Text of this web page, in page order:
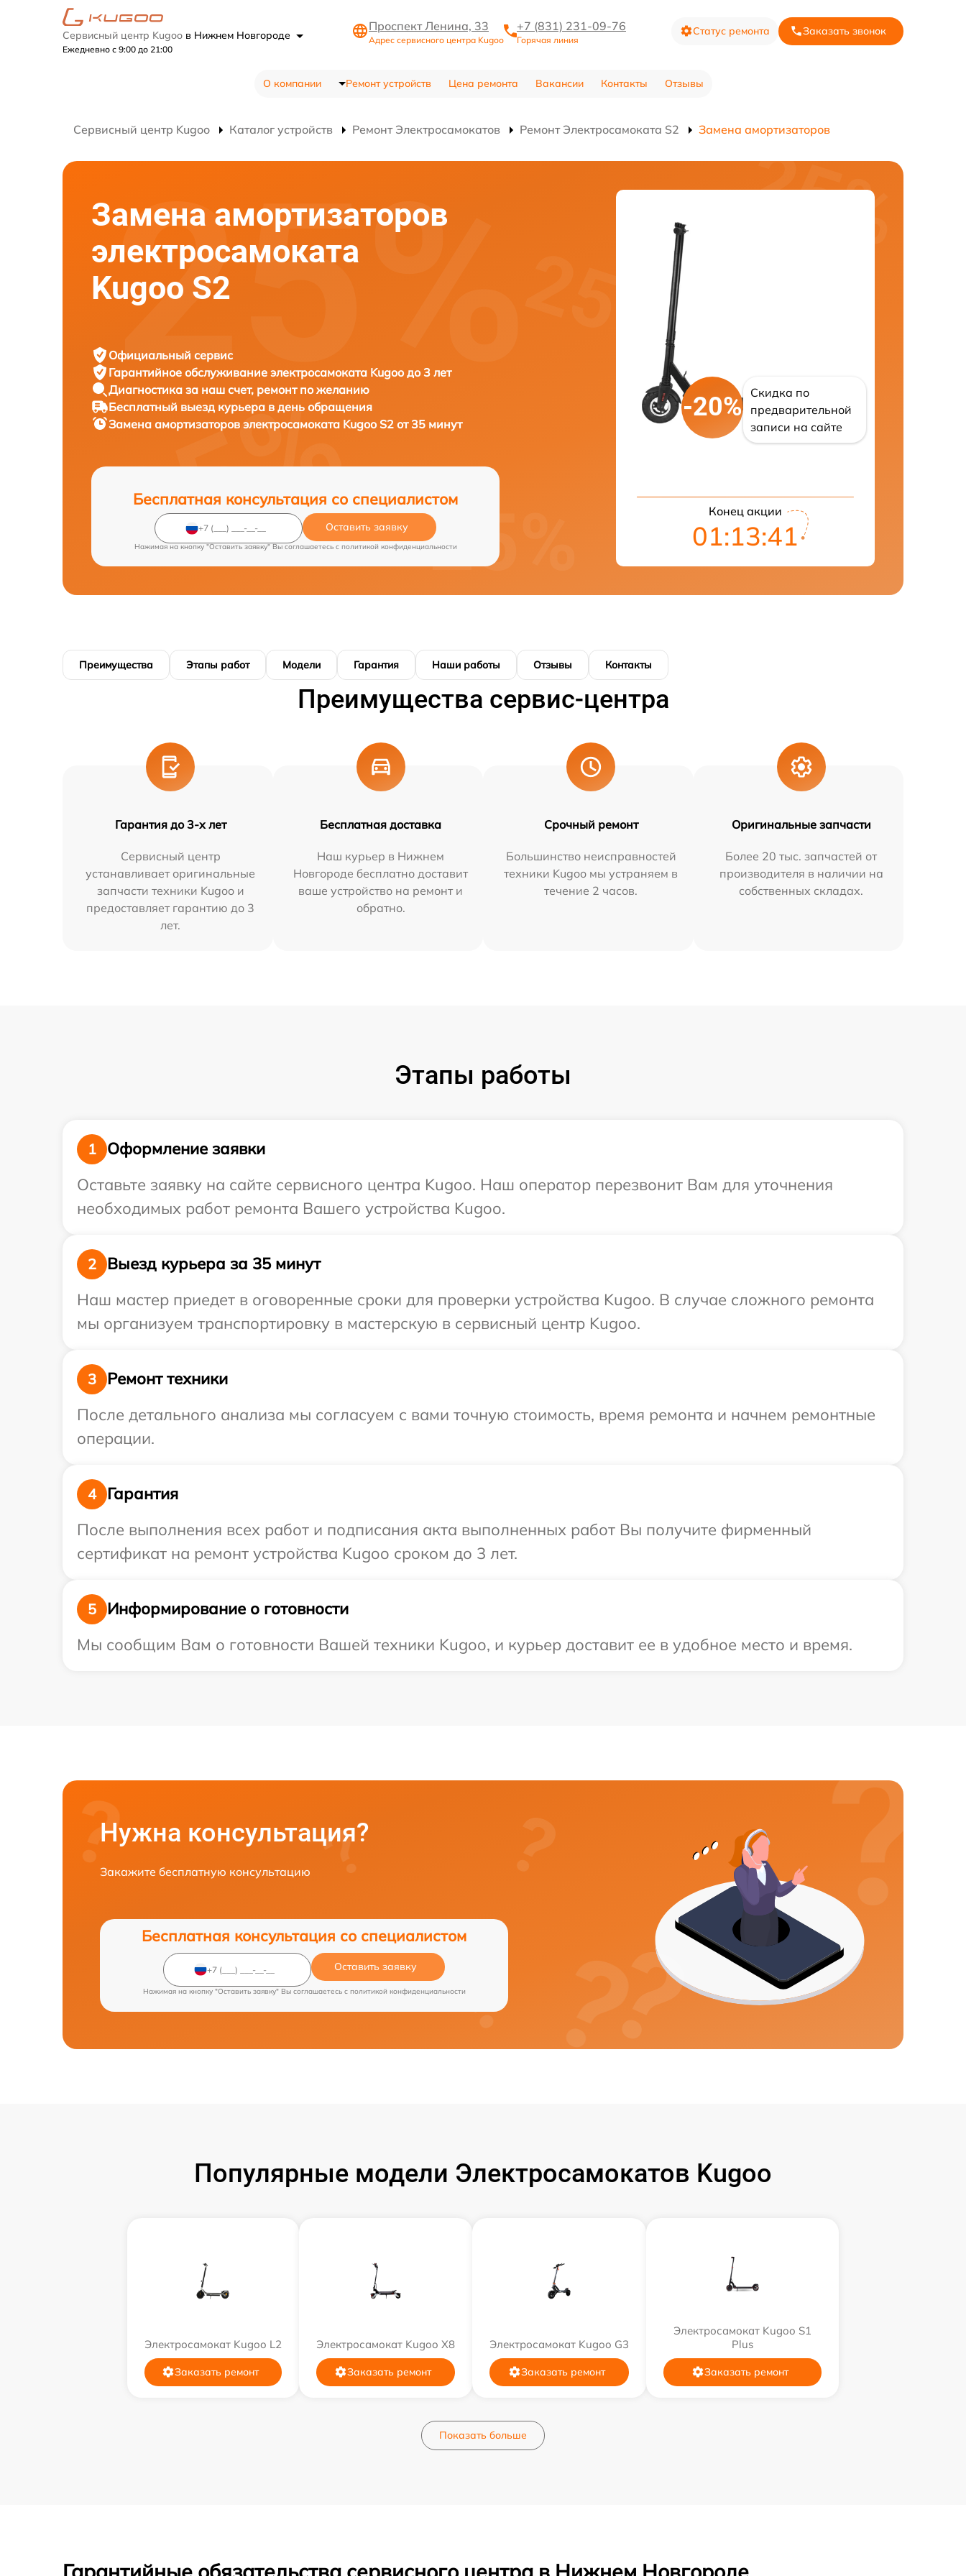
Сервисный центр Kugoo в Нижнем Новгороде
Ежедневно с 9:00 до 21:00
Проспект Ленина, 33
Адрес сервисного центра Kugoo
+7 (831) 231-09-76
Горячая линия
Статус ремонта Заказать звонок
О компании Ремонт устройств Цена ремонта Вакансии Контакты Отзывы
Сервисный центр Kugoo Каталог устройств Ремонт Электросамокатов Ремонт Электросамоката S2 Замена амортизаторов
Замена амортизаторов
электросамоката
Kugoo S2
Официальный сервис
Гарантийное обслуживание электросамоката Kugoo до 3 лет
Диагностика за наш счет, ремонт по желанию
Бесплатный выезд курьера в день обращения
Замена амортизаторов электросамоката Kugoo S2 от 35 минут
Бесплатная консультация со специалистом
Оставить заявку
Нажимая на кнопку "Оставить заявку" Вы соглашаетесь c политикой конфиденциальности
-20%
Скидка по
предварительной
записи на сайте
Конец акции
01:13:41
Преимущества Этапы работ Модели Гарантия Наши работы Отзывы Контакты
Преимущества сервис-центра
Гарантия до 3-х лет
Сервисный центр
устанавливает оригинальные
запчасти техники Kugoo и
предоставляет гарантию до 3
лет.
Бесплатная доставка
Наш курьер в Нижнем
Новгороде бесплатно доставит
ваше устройство на ремонт и
обратно.
Срочный ремонт
Большинство неисправностей
техники Kugoo мы устраняем в
течение 2 часов.
Оригинальные запчасти
Более 20 тыс. запчастей от
производителя в наличии на
собственных складах.
Этапы работы
1
Оформление заявки
Оставьте заявку на сайте сервисного центра Kugoo. Наш оператор перезвонит Вам для уточнения
необходимых работ ремонта Вашего устройства Kugoo.
2
Выезд курьера за 35 минут
Наш мастер приедет в оговоренные сроки для проверки устройства Kugoo. В случае сложного ремонта
мы организуем транспортировку в мастерскую в сервисный центр Kugoo.
3
Ремонт техники
После детального анализа мы согласуем с вами точную стоимость, время ремонта и начнем ремонтные
операции.
4
Гарантия
После выполнения всех работ и подписания акта выполненных работ Вы получите фирменный
сертификат на ремонт устройства Kugoo сроком до 3 лет.
5
Информирование о готовности
Мы сообщим Вам о готовности Вашей техники Kugoo, и курьер доставит ее в удобное место и время.
Нужна консультация?
Закажите бесплатную консультацию
Бесплатная консультация со специалистом
Оставить заявку
Нажимая на кнопку "Оставить заявку" Вы соглашаетесь c политикой конфиденциальности
Популярные модели Электросамокатов Kugoo
Электросамокат Kugoo L2
Заказать ремонт
Электросамокат Kugoo X8
Заказать ремонт
Электросамокат Kugoo G3
Заказать ремонт
Электросамокат Kugoo S1
Plus
Заказать ремонт
Показать больше
Гарантийные обязательства сервисного центра в Нижнем Новгороде